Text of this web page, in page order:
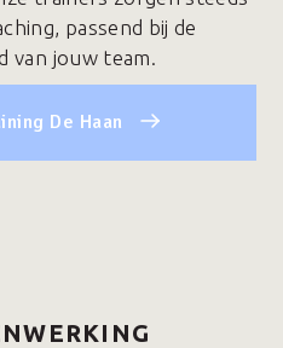
passend bij de
van jouw team.
De Haan